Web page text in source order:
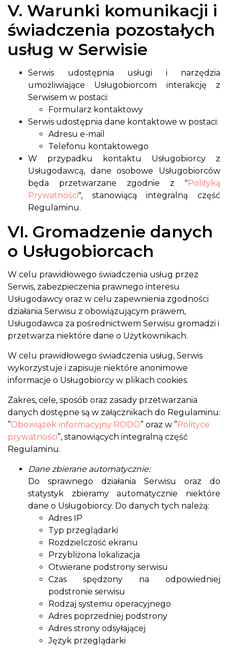
V. Warunki komunikacji i
świadczenia pozostałych
usług w Serwisie
Serwis udostępnia usługi i narzędzia
umożliwiające Usługobiorcom interakcję z
Serwisem w postaci:
Formularz kontaktowy
Serwis udostępnia dane kontaktowe w postaci:
Adresu e-mail
Telefonu kontaktowego
W przypadku kontaktu Usługobiorcy z
Usługodawcą, dane osobowe Usługobiorców
będa przetwarzane zgodnie z " Polityką
Prywatności", stanowiącą integralną część
Regulaminu.
VI. Gromadzenie danych
o Usługobiorcach
W celu prawidłowego świadczenia usług przez
Serwis, zabezpieczenia prawnego interesu
Usługodawcy oraz w celu zapewnienia zgodności
działania Serwisu z obowiązującym prawem,
Usługodawca za pośrednictwem Serwisu gromadzi i
przetwarza niektóre dane o Użytkownikach.
W celu prawidłowego świadczenia usług, Serwis
wykorzystuje i zapisuje niektóre anonimowe
informacje o Usługobiorcy w plikach cookies.
Zakres, cele, sposób oraz zasady przetwarzania
danych dostępne są w załącznikach do Regulaminu:
”Obowiązek informacyjny RODO” oraz w ”Polityce
prywatności”, stanowiących integralną część
Regulaminu.
Dane zbierane automatycznie:
Do sprawnego działania Serwisu oraz do
statystyk zbieramy automatycznie niektóre
dane o Usługobiorcy. Do danych tych należą:
Adres IP
Typ przeglądarki
Rozdzielczość ekranu
Przybliżona lokalizacja
Otwierane podstrony serwisu
Czas spędzony na odpowiedniej
podstronie serwisu
Rodzaj systemu operacyjnego
Adres poprzedniej podstrony
Adres strony odsyłającej
Język przeglądarki